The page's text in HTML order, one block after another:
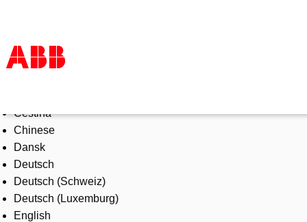
Products & Solutions
Industries
Services
About us
Where to buy
Contact us
Careers
Čeština
Chinese
Dansk
Deutsch
Deutsch (Schweiz)
Deutsch (Luxemburg)
English